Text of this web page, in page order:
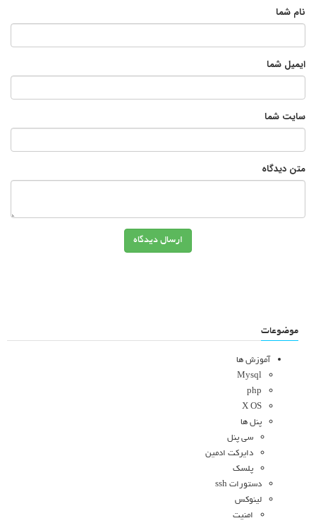
نام شما
ایمیل شما
سایت شما
متن دیدگاه
ارسال دیدگاه
موضوعات
آموزش ها
Mysql
php
X OS
پنل ها
سی پنل
دایرکت ادمین
پلسک
دستورات ssh
لینوکس
امنیت